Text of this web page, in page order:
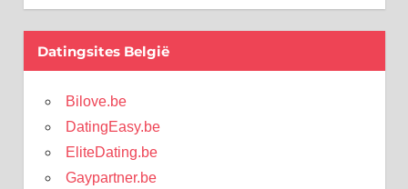
Datingsites België
Bilove.be
DatingEasy.be
EliteDating.be
Gaypartner.be